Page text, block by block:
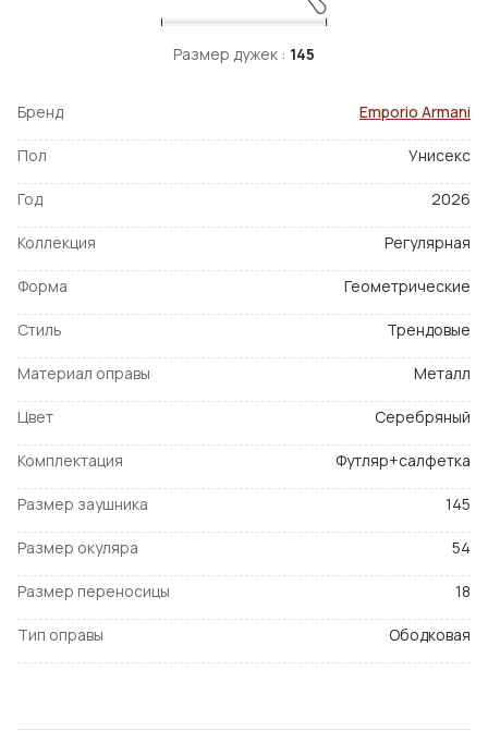
Размер дужек : 145
Бренд Emporio Armani
Пол Унисекс
Год 2026
Коллекция Регулярная
Форма Геометрические
Стиль Трендовые
Материал оправы Металл
Цвет Серебряный
Комплектация Футляр+салфетка
Размер заушника 145
Размер окуляра 54
Размер переносицы 18
Тип оправы Ободковая